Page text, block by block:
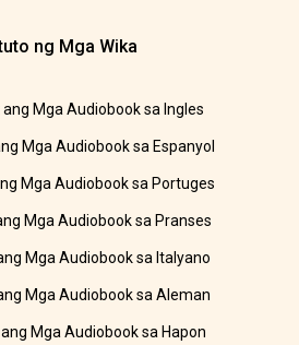
ng Mga Wika
Mga Audiobook sa Ingles
Mga Audiobook sa Espanyol
Mga Audiobook sa Portuges
Mga Audiobook sa Pranses
Mga Audiobook sa Italyano
Mga Audiobook sa Aleman
Mga Audiobook sa Hapon